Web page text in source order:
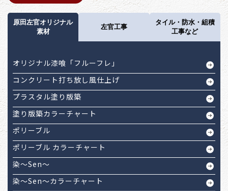
原田左官オリジナル
素材
左官工事
タイル・防水・組積
工事など
オリジナル漆喰「フルーフレ」
コンクリート打ち放し風仕上げ
プラスタル塗り版築
塗り版築カラーチャート
ポリーブル
ポリーブル カラーチャート
染～Sen～
染～Sen～カラーチャート